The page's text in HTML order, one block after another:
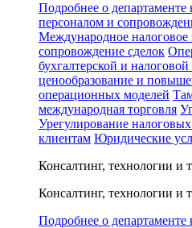
Подробнее о департаменте
персоналом и
Международное налоговое
сопровождение сделок
бухгалтерской и
ценообразование и
операционных моделей
международная торговля
Урегулирование
клиентам Юридические
Консалтинг, технологии и
Консалтинг, технологии и
Подробнее о департаменте